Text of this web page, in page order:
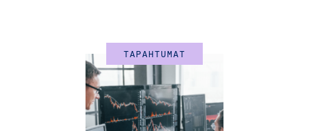
TAPAHTUMAT